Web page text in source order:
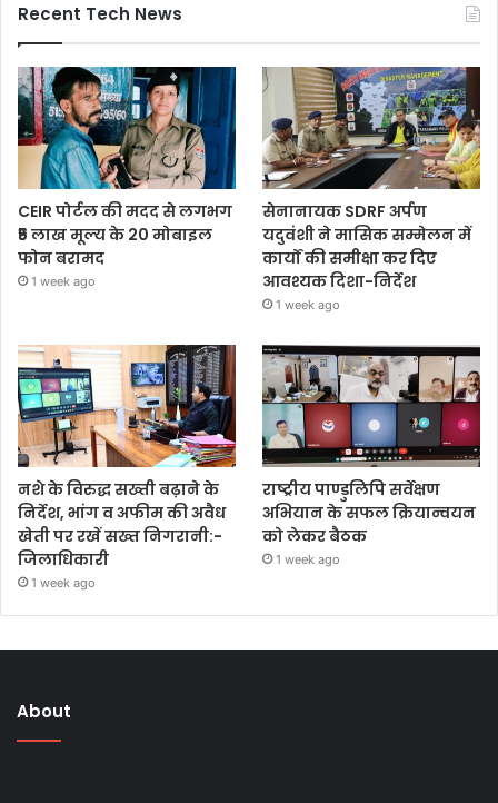
Recent Tech News
CEIR पोर्टल की मदद से लगभग
₹5 लाख मूल्य के 20 मोबाइल
फोन बरामद
1 week ago
सेनानायक SDRF अर्पण
यदुवंशी ने मासिक सम्मेलन में
कार्यों की समीक्षा कर दिए
आवश्यक दिशा-निर्देश
1 week ago
नशे के विरुद्ध सख्ती बढ़ाने के
निर्देश, भांग व अफीम की अवैध
खेती पर रखें सख्त निगरानी:-
जिलाधिकारी
1 week ago
राष्ट्रीय पाण्डुलिपि सर्वेक्षण
अभियान के सफल क्रियान्वयन
को लेकर बैठक
1 week ago
About